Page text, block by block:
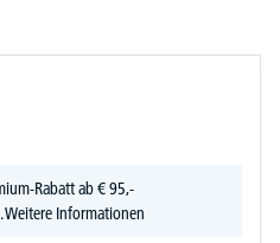
Rabatt ab € 95,-
Weitere Informationen